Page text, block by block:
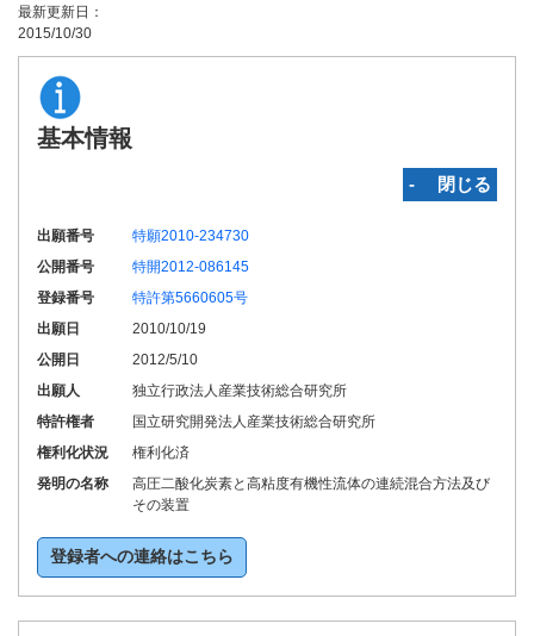
最新更新日：
2015/10/30
基本情報
‐ 閉じる
出願番号
特願2010-234730
公開番号
特開2012-086145
登録番号
特許第5660605号
出願日
2010/10/19
公開日
2012/5/10
出願人
独立行政法人産業技術総合研究所
特許権者
国立研究開発法人産業技術総合研究所
権利化状況
権利化済
発明の名称
高圧二酸化炭素と高粘度有機性流体の連続混合方法及び
その装置
登録者への連絡はこちら